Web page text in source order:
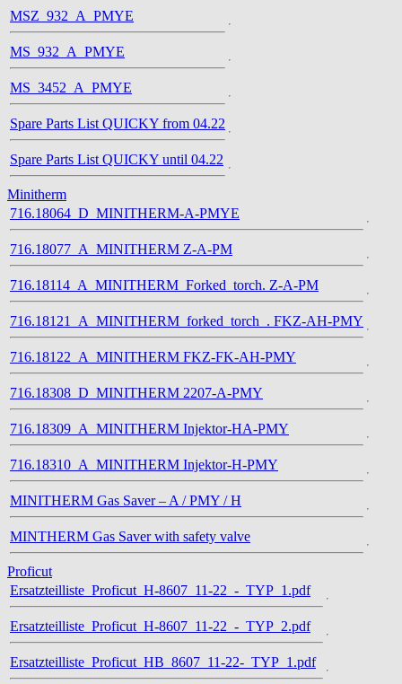
MSZ_932_A_PMYE
MS_932_A_PMYE
MS_3452_A_PMYE
Spare Parts List QUICKY from 04.22
Spare Parts List QUICKY until 04.22
Minitherm
716.18064_D_MINITHERM-A-PMYE
716.18077_A_MINITHERM Z-A-PM
716.18114_A_MINITHERM_Forked_torch. Z-A-PM
716.18121_A_MINITHERM_forked_torch_. FKZ-AH-PMY
716.18122_A_MINITHERM FKZ-FK-AH-PMY
716.18308_D_MINITHERM 2207-A-PMY
716.18309_A_MINITHERM Injektor-HA-PMY
716.18310_A_MINITHERM Injektor-H-PMY
MINITHERM Gas Saver – A / PMY / H
MINTHERM Gas Saver with safety valve
Proficut
Ersatzteilliste_Proficut_H-8607_11-22_-_TYP_1.pdf
Ersatzteilliste_Proficut_H-8607_11-22_-_TYP_2.pdf
Ersatzteilliste_Proficut_HB_8607_11-22-_TYP_1.pdf